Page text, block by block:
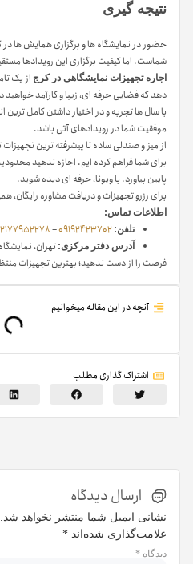
نتیجه گیری
حضور در نمایشگاه ها و برگزاری همایش ها
شماست. اما کیفیت برگزاری این رویدادها
اجاره تجهیزات نمایشگاهی در کرج از یک
دهد که فضایی حرفه ای، زیبا و کارآمد
با سال ها تجربه و در اختیار داشتن کامل ترین
موفقیت شما در رویدادهای آتی باشد.
از میز و صندلی ساده تا پیشرفته ترین
برای شما فراهم کرده ایم. اجازه ندهید
پایین بیاورد. با ویونا، حرفه ای دیده شوید.
برای رزرو تجهیزات و دریافت مشاوره رایگان،
اطلاعات تماس:
تلفن: 09192423702
–
آدرس دفتر مرکزی: تهران،
فرصت را از دست ندهید؛ بهترین تجهیزات
آنچه در این مقاله میخوانیم
اشتراک گذاری مطلب
ارسال دیدگاه
نشانی ایمیل شما منتشر نخواهد شد.
علامت‌گذاری شده‌اند *
دیدگاه *